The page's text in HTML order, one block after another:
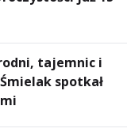
tajemnic i
spotkał